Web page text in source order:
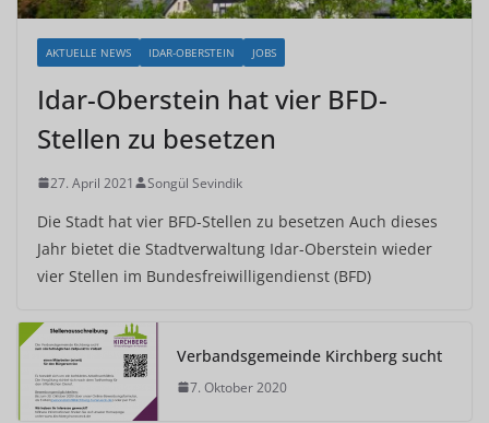
AKTUELLE NEWS IDAR-OBERSTEIN JOBS
Idar-Oberstein hat vier BFD-
Stellen zu besetzen
27. April 2021 Songül Sevindik
Die Stadt hat vier BFD-Stellen zu besetzen Auch dieses
Jahr bietet die Stadtverwaltung Idar-Oberstein wieder
vier Stellen im Bundesfreiwilligendienst (BFD)
Verbandsgemeinde Kirchberg sucht
7. Oktober 2020